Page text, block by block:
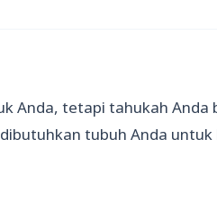
Anda, tetapi tahukah Anda
tubuh Anda